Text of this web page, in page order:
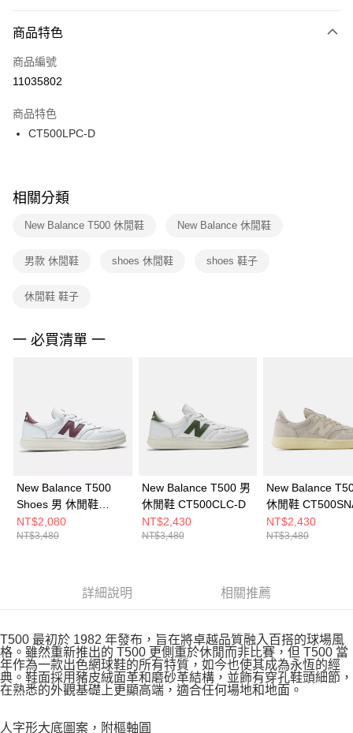
３．安心：先確認商品／服務後，再付款。
【「AFTEE先享後付」結帳流程】
１．於結帳方式選擇「AFTEE先享後付」後，將跳轉至「AFTEE先享後付」
２．訂單成立數日內，您將收到繳費通知簡訊。
３．收到繳費通知簡訊後14天內，點擊此簡訊中的連結，可透過四大超商／
ATM／網路銀行／等多元方式進行付款，方視為交易完成。
※ 交易是否成功請以「AFTEE先享後付 」之結帳頁面顯示為準，若有關於
是否繳費成功／繳費後需取消欲退款等相關疑問，請聯繫「AFTEE先享後付
客戶支援中心」 https://netprotections.freshdesk.com/support/home
１．透過由恩沛科技股份有限公司提供之「AFTEE先享後付」服務完成之交
權轉讓予恩沛科技股份有限公司。
３．未成年的使用者請事先徵得法定代理人或監護人之同意方可使用
「AFTEE先享後付」，若未經同意申辦者引起之損失，本公司不負相關責
５．嚴禁一人註冊多個帳號或使用他人資訊註冊。若發現惡意使用之情形，
恩沛科技股份有限公司將有權停止該用戶之使用額度並採取法律行動。
每筆NT$100，滿NT$1,500(含以上)免運費
宅配
每筆NT$100，滿NT$1,500(含以上)免運費
付款後門市自取
每筆NT$100，滿NT$1,500(含以上)免運費
商品特色
商品編號
11035802
商品特色
CT500LPC-D
相關分類
New Balance T500 休閒鞋 New Balance 休閒鞋
男款 休閒鞋 shoes 休閒鞋 shoes 鞋子
休閒鞋 鞋子
一 必買清單 一
New Balance T500
Shoes 男 休閒鞋
CT500LPB-D
NT$2,080
NT$3,480
New Balance T500 男
休閒鞋 CT500CLC-D
NT$2,430
NT$3,480
New Balance
休閒鞋
NT$2,430
NT$3,480
詳細說明 相關推薦
T500 最初於 1982 年發布，旨在將卓越品質融入百搭的球場風
格。雖然重新推出的 T500 更側重於休閒而非比賽，但 T500 當
年作為一款出色網球鞋的所有特質，如今也使其成為永恆的經
典。鞋面採用豬皮絨面革和磨砂革結構，並飾有穿孔鞋頭細節，
在熟悉的外觀基礎上更顯高端，適合任何場地和地面。
人字形大底圖案，附樞軸圓